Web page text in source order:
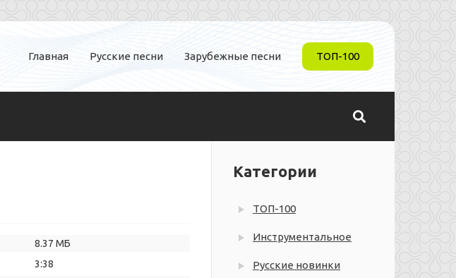
Главная Русские песни Зарубежные песни ТОП-100
8.37 МБ
3:38
Категории
ТОП-100
Инструментальное
Русские новинки